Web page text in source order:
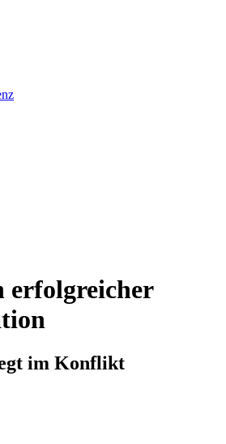
erfolgreicher
im Konflikt